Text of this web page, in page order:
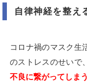
自律神経を整え
コロナ禍のマスク生
のストレスのせいで、
不良に繋がってしまう